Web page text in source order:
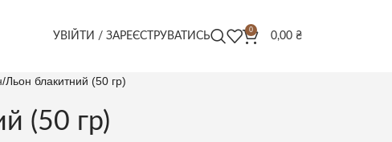
УВІЙТИ / ЗАРЕЄСТРУВАТИСЬ
0
0,00 ₴
Льон блакитний (50 гр)
(50 гр)